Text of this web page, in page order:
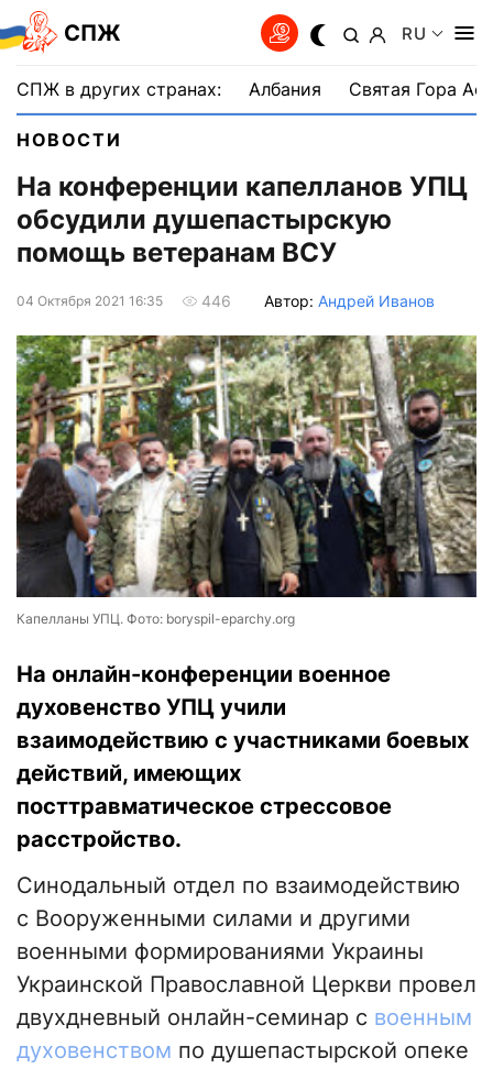
СПЖ RU
СПЖ в других странах: Албания Святая Гора
НОВОСТИ
На конференции капелланов УПЦ
обсудили душепастырскую
помощь ветеранам ВСУ
04 Октября 2021 16:35 446 Автор: Андрей Иванов
Капелланы УПЦ. Фото: boryspil-eparchy.org
На онлайн-конференции военное
духовенство УПЦ учили
взаимодействию с участниками боевых
действий, имеющих
посттравматическое стрессовое
расстройство.
Синодальный отдел по взаимодействию
с Вооруженными силами и другими
военными формированиями Украины
Украинской Православной Церкви провел
двухдневный онлайн-семинар с военным
духовенством по душепастырской опеке